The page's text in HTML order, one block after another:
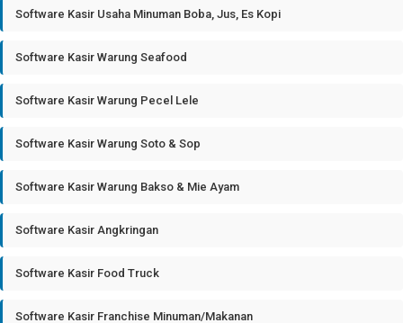
Software Kasir Usaha Minuman Boba, Jus, Es Kopi
Software Kasir Warung Seafood
Software Kasir Warung Pecel Lele
Software Kasir Warung Soto & Sop
Software Kasir Warung Bakso & Mie Ayam
Software Kasir Angkringan
Software Kasir Food Truck
Software Kasir Franchise Minuman/Makanan